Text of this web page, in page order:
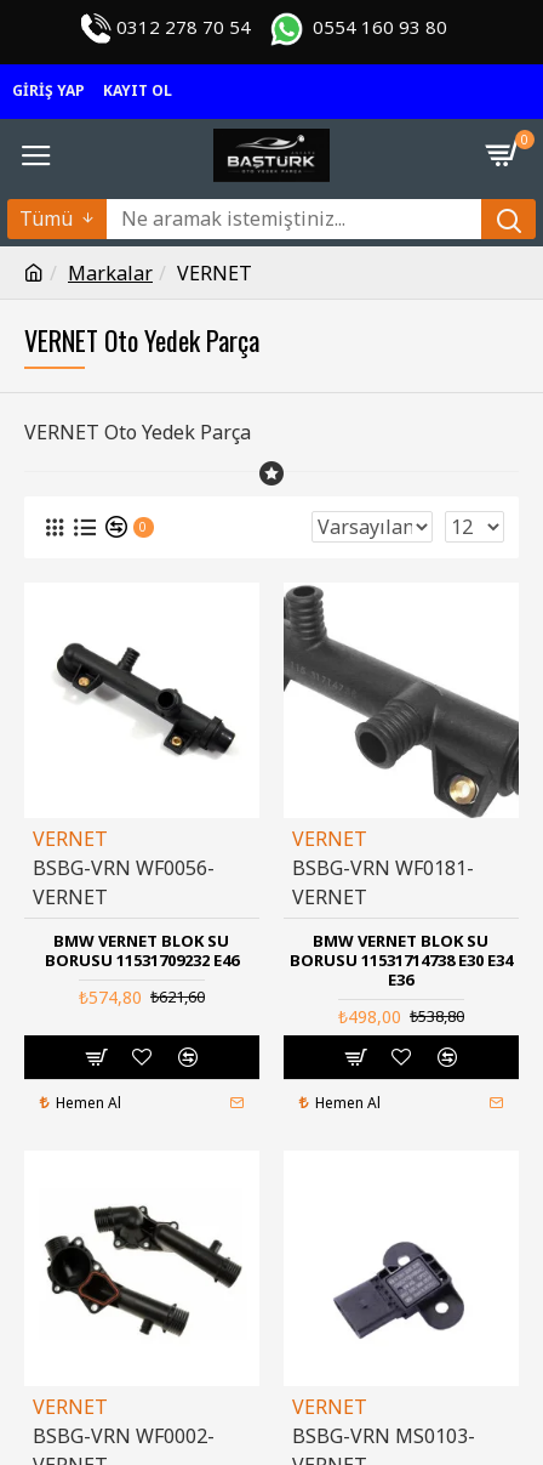
0312 278 70 54 0554 160 93 80
GIRIŞ YAP KAYIT OL
0
Tümü
Markalar VERNET
VERNET Oto Yedek Parça
VERNET Oto Yedek Parça
0
VERNET
BSBG-VRN WF0056-
VERNET
BMW VERNET BLOK SU
BORUSU 11531709232 E46
₺574,80 ₺621,60
Hemen Al
VERNET
BSBG-VRN WF0181-
VERNET
BMW VERNET BLOK SU
BORUSU 11531714738 E30 E34
E36
₺498,00 ₺538,80
Hemen Al
VERNET
BSBG-VRN WF0002-
VERNET
BSBG-VRN MS0103-